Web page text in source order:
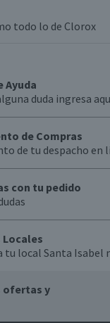
todo lo de Clorox
Ayuda
duda ingresa
de Compras
de tu despacho en
con tu pedido
tu local Santa Isabel
ofertas y